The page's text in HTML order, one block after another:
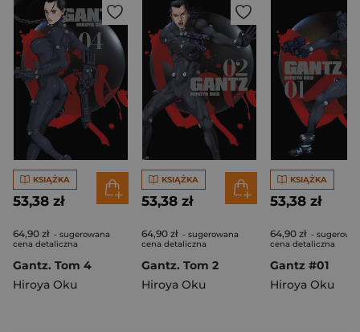
KSIĄŻKA
53,38 zł
64,90 zł - sugerowana
cena detaliczna
Gantz. Tom 4
Hiroya Oku
KSIĄŻKA
53,38 zł
64,90 zł - sugerowana
cena detaliczna
Gantz. Tom 2
Hiroya Oku
KSIĄŻKA
53,38 zł
64,90 zł -
cena detaliczna
Gantz #01
Hiroya Oku